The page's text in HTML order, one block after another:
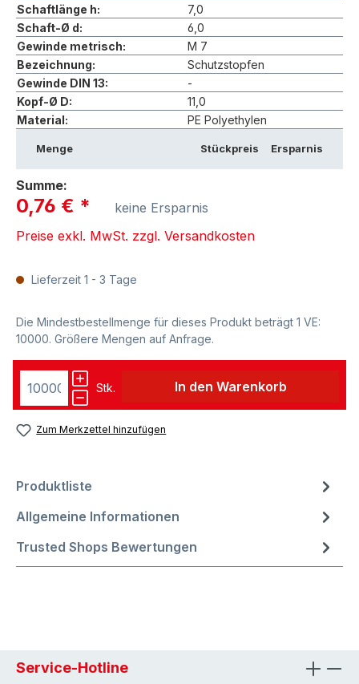
Schaftlänge h:
7,0
Schaft-Ø d:
6,0
Gewinde metrisch:
M 7
Bezeichnung:
Schutzstopfen
Gewinde DIN 13:
-
Kopf-Ø D:
11,0
Material:
PE Polyethylen
Menge Stückpreis Ersparnis
Summe:
0,76 € *
keine Ersparnis
Preise exkl. MwSt. zzgl. Versandkosten
Lieferzeit 1 - 3 Tage
Die Mindestbestellmenge für dieses Produkt beträgt 1 VE:
10000. Größere Mengen auf Anfrage.
Stk. In den Warenkorb
Zum Merkzettel hinzufügen
Produktliste
Allgemeine Informationen
Trusted Shops Bewertungen
Service-Hotline